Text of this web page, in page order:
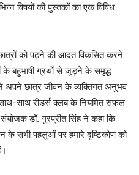
विषयों की पुस्तकों का एक विविध
को पढ़ने की आदत विकसित करने
के बहुभाषी ग्रंथों से जुड़ने के समृद्ध
अपने छात्र जीवन के व्यक्तिगत अनुभव
साथ रीडर्स क्लब के नियमित सफल
डॉ. गुरप्रीत सिंह ने कहा कि
के सभी पहलुओं पर हमारे दृष्टिकोण को